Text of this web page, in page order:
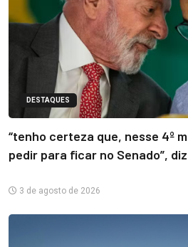
DESTAQUES
“tenho certeza que, nesse 4º
pedir para ficar no Senado”,
3 de agosto de 2026